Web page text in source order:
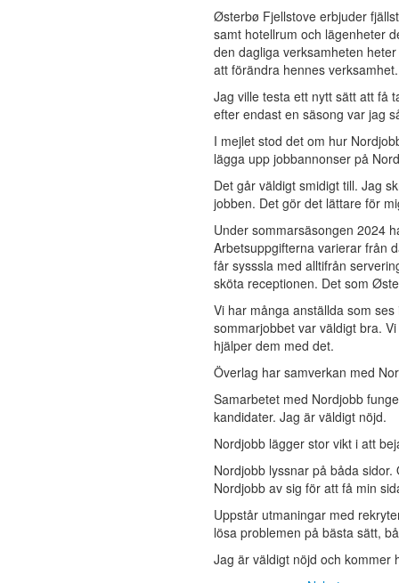
Østerbø Fjellstove erbjuder
samt hotellrum och lägenheter
den dagliga verksamheten
att förändra hennes verksamhet.
Jag ville testa ett nytt sätt att få
efter endast en säsong var jag
I mejlet stod det om hur
lägga upp jobbannonser på
Det går väldigt smidigt till. Jag
jobben. Det gör det lättare för
Under sommarsäsongen 2024
Arbetsuppgifterna varierar från
får sysssla med alltifrån
sköta receptionen. Det som
Vi har många anställda som
sommarjobbet var väldigt bra.
hjälper dem med det.
Överlag har samverkan med
Samarbetet med Nordjobb
kandidater. Jag är väldigt nöjd.
Nordjobb lägger stor vikt i att
Nordjobb lyssnar på båda
Nordjobb av sig för att få min
Uppstår utmaningar med
lösa problemen på bästa sätt,
Jag är väldigt nöjd och kommer